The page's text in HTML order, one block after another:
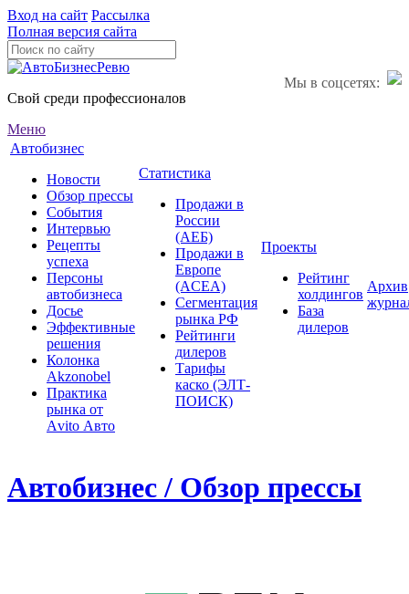
Вход на сайт Рассылка
Полная версия сайта
Мы в соцсетях:
Свой среди профессионалов
Меню
Автобизнес
Новости
Обзор прессы
События
Интервью
Рецепты
успеха
Персоны
автобизнеса
Досье
Эффективные
решения
Колонка
Akzonobel
Практика
рынка от
Аvito Авто
Статистика
Продажи в
России
(АЕБ)
Продажи в
Европе
(ACEA)
Сегментация
рынка РФ
Рейтинги
дилеров
Тарифы
каско (ЭЛТ-
ПОИСК)
Проекты
Рейтинг
холдингов
База
дилеров
Архив
Автобизнес / Обзор прессы